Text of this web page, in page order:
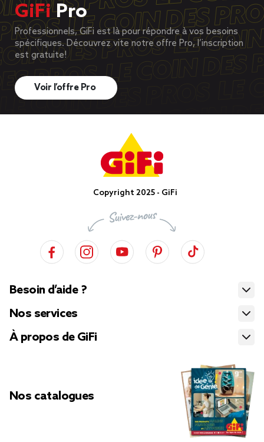
GiFiPro
Professionnels, GiFi est là pour répondre à vos besoins
spécifiques. Découvrez vite notre offre Pro, l’inscription
est gratuite!
Voir l’offre Pro
Copyright 2025 - GiFi
Besoin d’aide ?
Nos services
À propos de GiFi
Nos catalogues